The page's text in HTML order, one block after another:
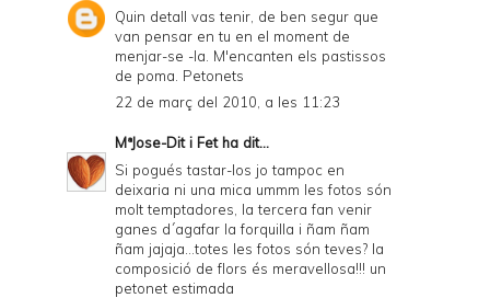
Quin detall vas tenir, de ben segur que
van pensar en tu en el moment de
menjar-se -la. M'encanten els pastissos
de poma. Petonets
22 de març del 2010, a les 11:23
MªJose-Dit i Fetha dit...
Si pogués tastar-los jo tampoc en
deixaria ni una mica ummm les fotos són
molt temptadores, la tercera fan venir
ganes d´agafar la forquilla i ñam ñam
ñam jajaja...totes les fotos són teves? la
composició de flors és meravellosa!!! un
petonet estimada